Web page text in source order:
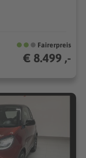
Fairerpreis
€ 8.499 ,-